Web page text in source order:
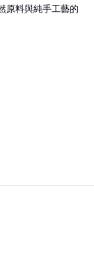
原料與純手工藝的